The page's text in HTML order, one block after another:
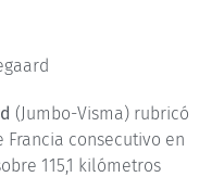
(Jumbo-Visma) rubricó
Francia consecutivo en
115,1 kilómetros